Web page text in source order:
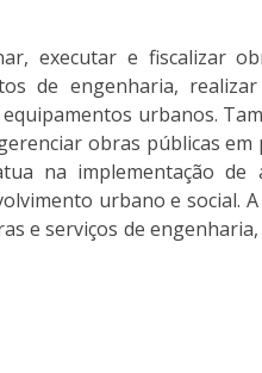
executar e fiscalizar
de engenharia,
urbanos.
obras públicas
na implementação de
urbano e social.
e serviços de